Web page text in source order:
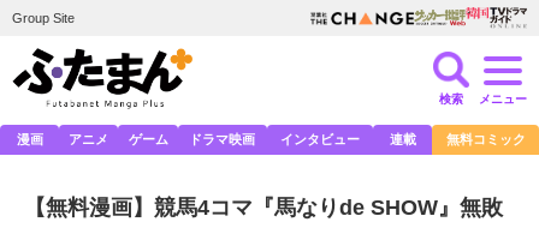
Group Site
検索 メニュー
漫画 アニメ ゲーム ドラマ映画 インタビュー 連載 無料コミック
【無料漫画】競馬4コマ『馬なりde SHOW』無敗